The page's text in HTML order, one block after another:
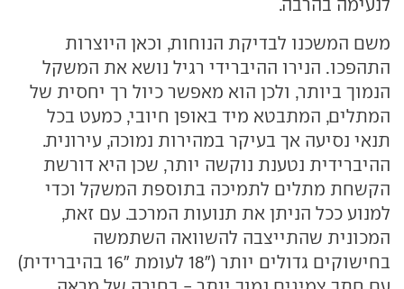
לנעימה בהרבה.
משם המשכנו לבדיקת הנוחות, וכאן היוצרות
התהפכו. הנירו ההיברידי רגיל נושא את המשקל
הנמוך ביותר, ולכן הוא מאפשר כיול רך יחסית של
המתלים, המתבטא מיד באופן חיובי, כמעט בכל
תנאי נסיעה אך בעיקר במהירות נמוכה, עירונית.
ההיברידית נטענת נוקשה יותר, שכן היא דורשת
הקשחת מתלים לתמיכה בתוספת המשקל וכדי
למנוע ככל הניתן את תנועות המרכב. עם זאת,
המכונית שהתייצבה להשוואה השתמשה
בחישוקים גדולים יותר ("18 לעומת "16 בהיברידית)